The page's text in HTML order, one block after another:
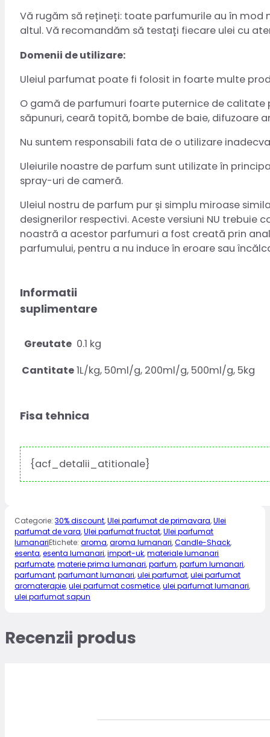
Vă rugăm să rețineți: toate parfumurile au în mod
altul. Vă recomandăm să testați fiecare ulei cu
Domenii de utilizare:
Uleiul parfumat poate fi folosit in foarte multe
O gamă de parfumuri foarte puternice de calitate
săpunuri, ceară topită, bombe de baie, difuzoare
Nu suntem responsabili fata de o utilizare
Uleiurile noastre de parfum sunt utilizate în
spray-uri de cameră.
Uleiul nostru de parfum pur și simplu miroase
designerilor respectivi. Aceste versiuni NU
noastră a acestor parfumuri a fost creată prin
parfumului, pentru a nu induce în eroare sau
Informatii
suplimentare
Greutate 0.1 kg
Cantitate1L/kg, 50ml/g, 200ml/g, 500ml/g, 5kg
Fisa tehnica
{acf_detalii_atitionale}
Categorie:30% discount,Ulei parfumat de primavara,Ulei
parfumat de vara,Ulei parfumat fructat,Ulei parfumat
lumanariEtichete:aroma,aroma lumanari,Candle-Shack,
esenta,esenta lumanari,import-uk,materiale lumanari
parfumate,materie prima lumanari,parfum,parfum lumanari,
parfumant,parfumant lumanari,ulei parfumat,ulei parfumat
aromaterapie,ulei parfumat cosmetice,ulei parfumat lumanari,
ulei parfumat sapun
Recenzii produs